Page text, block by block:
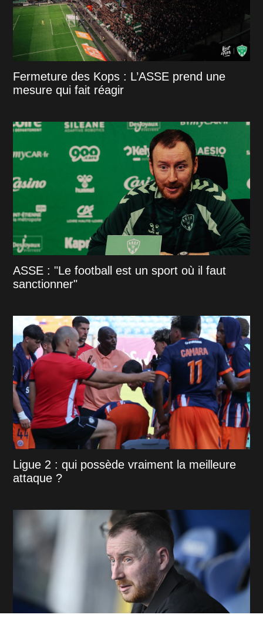
Fermeture des Kops : L’ASSE prend une
mesure qui fait réagir
ASSE : "Le football est un sport où il faut
sanctionner"
Ligue 2 : qui possède vraiment la meilleure
attaque ?